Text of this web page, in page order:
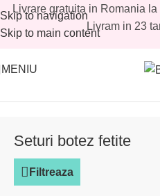
Skip to navigation
Skip to main content
Livrare gratuita in Romania
Livram in 23
MENIU
Seturi botez fetite
Filtreaza